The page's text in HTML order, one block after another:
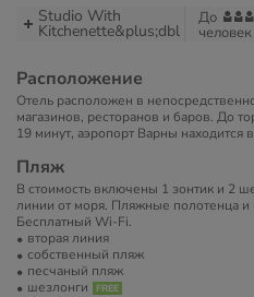
Studio With
Kitchenette&plus;dbl
До
человек
Расположение
Отель расположен в
магазинов, ресторанов и баров. До
19 минут, аэропорт Варны находится
Пляж
В стоимость включены 1 зонтик и 2
линии от моря. Пляжные полотенца и
Бесплатный Wi-Fi.
вторая линия
собственный пляж
песчаный пляж
шезлонги